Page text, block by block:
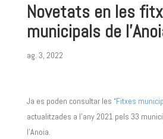
Novetats en les
municipals de
ag. 3, 2022
Ja es poden consultar les “Fitxes
actualitzades a l’any 2021 pels 33
l’Anoia.